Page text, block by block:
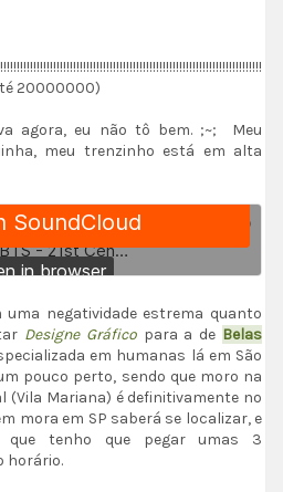
20000000)
agora, eu não tô bem. ;~; Meu
meu trenzinho está em alta
uma negatividade estrema quanto
Designe Gráficopara a de Belas
em humanas lá em São
pouco perto, sendo que moro na
(Vila Mariana) é definitivamente no
mora em SP saberá se localizar, e
que tenho que pegar umas 3
horário.